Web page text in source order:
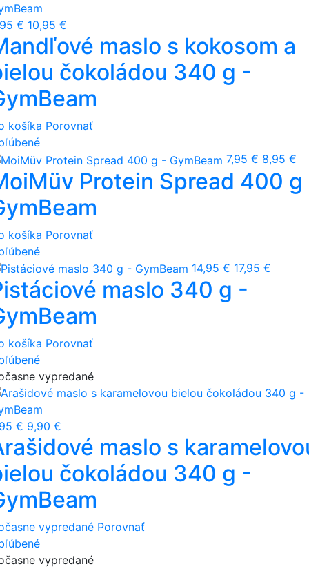
€ 10,95 €
maslo s kokosom a
čokoládou 340 g -
košíka Porovnať
7,95 € 8,95 €
Protein Spread 400
košíka Porovnať
14,95 € 17,95 €
maslo 340 g -
košíka Porovnať
vypredané
€ 9,90 €
maslo s
čokoládou 340 g -
vypredané Porovnať
vypredané